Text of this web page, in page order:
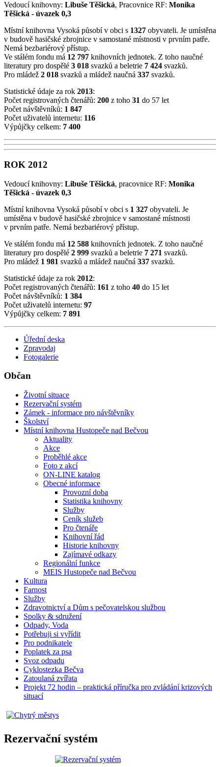
Vedoucí knihovny: Libuše Těšická, Pracovnice RF: Monika
Těšická - úvazek 0,3
Místní knihovna Vysoká působí v obci s 1327 obyvateli. Je umístěna
v budově hasičské zbrojnice v samostané místnosti v prvním patře.
Nemá bezbariérový přístup.
Ve stálém fondu má 12 797 knihovních jednotek. Z toho naučné
literatury pro dospělé 3 018 svazků a beletrie 7 424 svazků.
Pro mládež 2 018 svazků a mládež naučná 337 svazků.
Statistické údaje za rok 2013:
Počet registrovaných čtenářů: 200 z toho 31 do 57 let
Počet návštěvníků: 1 847
Počet uživatelů internetu: 116
Výpůjčky celkem: 7 400
ROK 2012
Vedoucí knihovny: Libuše Těšická, pracovnice RF: Monika
Těšická - úvazek 0,3
Místní knihovna Vysoká působí v obci s 1 327 obyvateli. Je
umístěna v budově hasičské zbrojnice v samostané místnosti
v prvním patře. Nemá bezbariérový přístup.
Ve stálém fondu má 12 588 knihovních jednotek. Z toho naučné
literatury pro dospělé 2 999 svazků a beletrie 7 271 svazků.
Pro mládež 1 981 svazků a mládež naučná 337 svazků.
Statistické údaje za rok 2012:
Počet registrovaných čtenářů: 161 z toho 40 do 15 let
Počet návštěvníků: 1 384
Počet uživatelů internetu: 97
Výpůjčky celkem: 7 891
Úřední deska
Zpravodaj
Fotogalerie
Občan
Životní situace
Rezervační systém
Zámek - informace pro návštěvníky
Školství
Místní knihovna Hustopeče nad Bečvou
Aktuality
Akce
Proběhlé akce
Foto z akcí
ON-LINE katalog
Obecné informace
Provozní doba
Statistika knihovny
Služby
Ceník služeb
Pro čtenáře
Knihovní řád
Historie knihovny
Zajímavé odkazy
Regionální funkce
MEIS Hustopeče nad Bečvou
Kultura
Farnost
Služby
Zdravotnictví a Dům s pečovatelskou službou
Spolky & sdružení
Odpady, Voda
Potřebuji si vyřídit
Pro podnikatele
Poplatek za psa
Svoz odpadu
Cyklostezka Bečva
Zatoulaná zvířata
Projekt 72 hodin – praktická příručka pro zvládání krizových
situací
Rezervační systém